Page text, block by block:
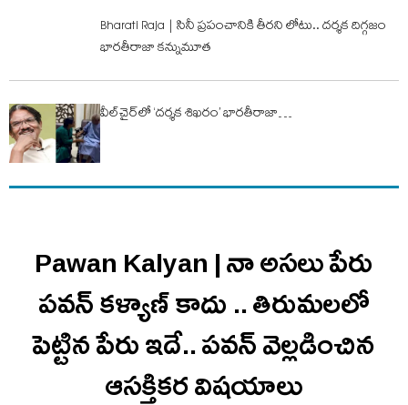
Bharati Raja | సినీ ప్రపంచానికి తీరని లోటు.. దర్శక దిగ్గజం
భారతీరాజా కన్నుమూత
వీల్‌చైర్‌లో ‘దర్శక శిఖరం’ భారతీరాజా…
Pawan Kalyan | నా అసలు పేరు
పవన్ కళ్యాణ్ కాదు .. తిరుమలలో
పెట్టిన పేరు ఇదే.. ప‌వ‌న్ వెల్లడించిన
ఆస‌క్తిక‌ర విష‌యాలు